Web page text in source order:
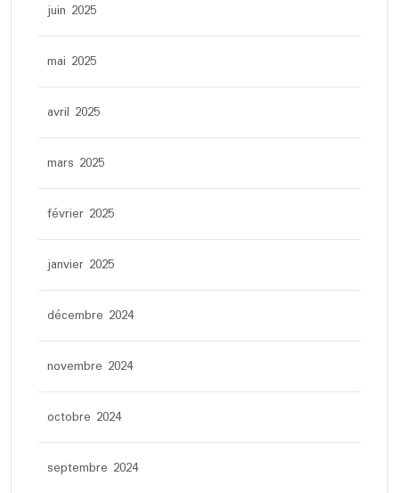
juin 2025
mai 2025
avril 2025
mars 2025
février 2025
janvier 2025
décembre 2024
novembre 2024
octobre 2024
septembre 2024